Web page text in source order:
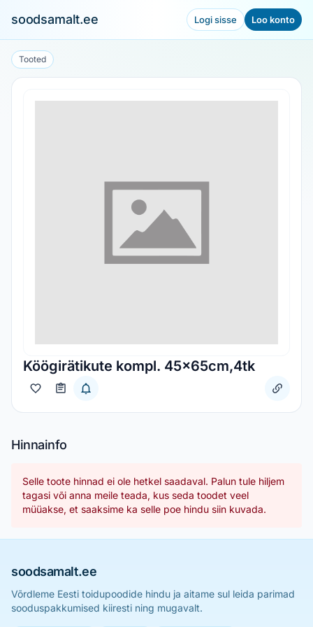
soodsamalt.ee Logi sisse Loo konto
Tooted
Köögirätikute kompl. 45x65cm,4tk
Hinnainfo
Selle toote hinnad ei ole hetkel saadaval. Palun tule hiljem
tagasi või anna meile teada, kus seda toodet veel
müüakse, et saaksime ka selle poe hindu siin kuvada.
soodsamalt.ee
Võrdleme Eesti toidupoodide hindu ja aitame sul leida parimad
sooduspakkumised kiiresti ning mugavalt.